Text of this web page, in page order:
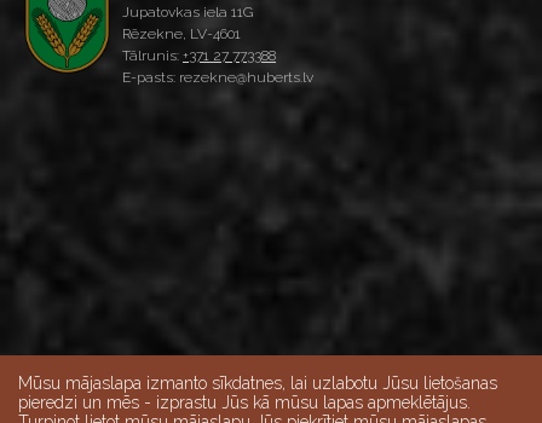
Jupatovkas iela 11G
Rēzekne, LV-4601
Tālrunis: +371 27 773388
E-pasts: rezekne@huberts.lv
Mūsu mājaslapa izmanto sīkdatnes, lai uzlabotu Jūsu lietošanas
pieredzi un mēs - izprastu Jūs kā mūsu lapas apmeklētājus.